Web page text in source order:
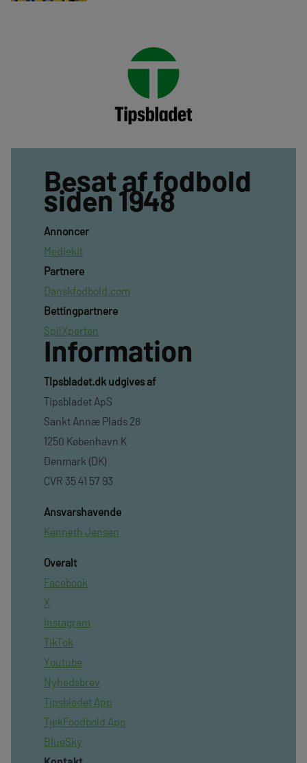
Besat af fodbold
siden 1948
Annoncer
Mediekit
Partnere
Danskfodbold.com
Bettingpartnere
SpilXperten
Information
TIpsbladet.dk udgives af
Tipsbladet ApS
Sankt Annæ Plads 28
1250 København K
Denmark (DK)
CVR 35 41 57 93
Ansvarshavende
Kenneth Jensen
Overalt
Facebook
X
Instagram
TikTok
Youtube
Nyhedsbrev
Tipsbladet App
TjekFoodbold App
BlueSky